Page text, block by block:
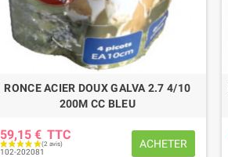
RONCE ACIER DOUX GALVA 2.7 4/10
200M CC BLEU
59,15 € TTC
102-202081
ACHETER